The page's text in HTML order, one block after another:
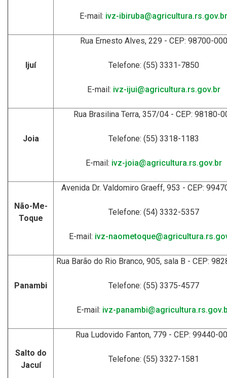
E-mail: ivz-ibiruba@agricultura.rs.gov.br
Ijuí
Rua Ernesto Alves, 229 - CEP: 98700-000
Telefone: (55) 3331-7850
E-mail: ivz-ijui@agricultura.rs.gov.br
Joia
Rua Brasilina Terra, 357/04 - CEP: 98180-
Telefone: (55) 3318-1183
E-mail: ivz-joia@agricultura.rs.gov.br
Não-Me-
Toque
Avenida Dr. Valdomiro Graeff, 953 - CEP:
Telefone: (54) 3332-5357
E-mail: ivz-
Panambi
Rua Barão do Rio Branco, 905, sala B - CEP:
Telefone: (55) 3375-4577
E-mail: ivz-
Salto do
Jacuí
Rua Ludovido Fanton, 779 - CEP: 99440-
Telefone: (55) 3327-1581